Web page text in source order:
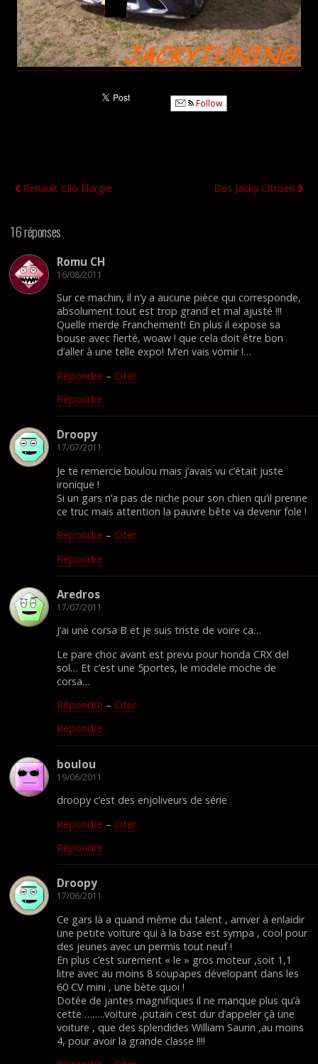
Follow
Renault Clio Élargie
Des Jacky Citroen
16 réponses
Romu CH
16/08/2011
Sur ce machin, il n’y a aucune pièce qui corresponde,
absolument tout est trop grand et mal ajusté !!!
Quelle merde Franchement! En plus il expose sa
bouse avec fierté, woaw ! que cela doit être bon
d’aller à une telle expo! M’en vais vomir !…
Répondre – Citer
Répondre
Droopy
17/07/2011
Je te remercie boulou mais j’avais vu c’était juste
ironique !
Si un gars n’a pas de niche pour son chien qu’il prenne
ce truc mais attention la pauvre bête va devenir fole !
Répondre – Citer
Répondre
Aredros
17/07/2011
J’ai une corsa B et je suis triste de voire ca…
Le pare choc avant est prevu pour honda CRX del
sol… Et c’est une 5portes, le modele moche de
corsa…
Répondre – Citer
Répondre
boulou
19/06/2011
droopy c’est des enjoliveurs de série
Répondre – Citer
Répondre
Droopy
17/06/2011
Ce gars là a quand même du talent , arriver à enlaidir
une petite voiture qui à la base est sympa , cool pour
des jeunes avec un permis tout neuf !
En plus c’est surement « le » gros moteur ,soit 1,1
litre avec au moins 8 soupapes dévelopant dans les
60 CV mini , une bète quoi !
Dotée de jantes magnifiques il ne manque plus qu’à
cette ……..voiture ,putain c’est dur d’appeler çà une
voiture , que des splendides William Saurin ,au moins
4, pour avoir la grande classe !!!!